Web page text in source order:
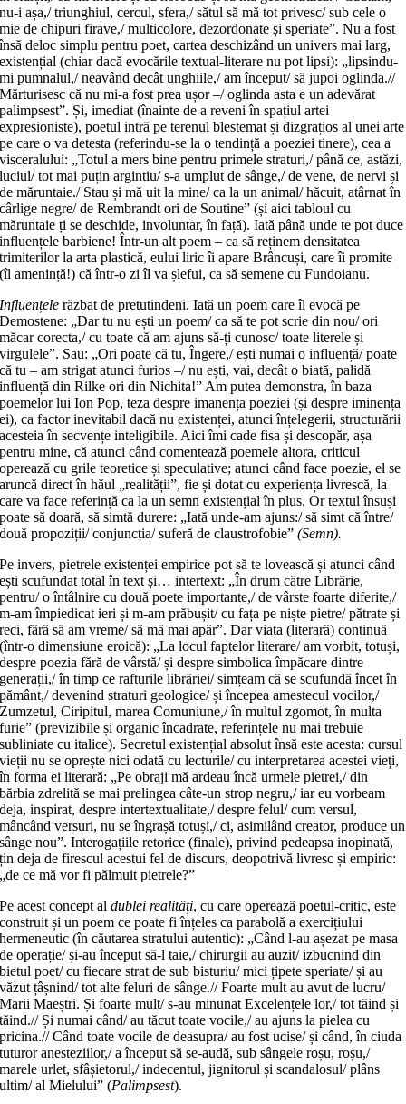
nu-i așa,/ triunghiul, cercul, sfera,/ sătul să mă tot privesc/ sub cele o
mie de chipuri firave,/ multicolore, dezordonate și speriate”. Nu a fost
însă deloc simplu pentru poet, cartea deschizând un univers mai larg,
existențial (chiar dacă evocările textual-literare nu pot lipsi): „lipsindu-
mi pumnalul,/ neavând decât unghiile,/ am început/ să jupoi oglinda.//
Mărturisesc că nu mi-a fost prea ușor –/ oglinda asta e un adevărat
palimpsest”. Și, imediat (înainte de a reveni în spațiul artei
expresioniste), poetul intră pe terenul blestemat și dizgrațios al unei arte
pe care o va detesta (referindu-se la o tendință a poeziei tinere), cea a
visceralului: „Totul a mers bine pentru primele straturi,/ până ce, astăzi,
luciul/ tot mai puțin argintiu/ s-a umplut de sânge,/ de vene, de nervi și
de măruntaie./ Stau și mă uit la mine/ ca la un animal/ hăcuit, atârnat în
cârlige negre/ de Rembrandt ori de Soutine” (și aici tabloul cu
măruntaie ți se deschide, involuntar, în față). Iată până unde te pot duce
influențele barbiene! Într-un alt poem – ca să reținem densitatea
trimiterilor la arta plastică, eului liric îi apare Brâncuși, care îi promite
(îl amenință!) că într-o zi îl va șlefui, ca să semene cu Fundoianu.
Influențele răzbat de pretutindeni. Iată un poem care îl evocă pe
Demostene: „Dar tu nu ești un poem/ ca să te pot scrie din nou/ ori
măcar corecta,/ cu toate că am ajuns să-ți cunosc/ toate literele și
virgulele”. Sau: „Ori poate că tu, Îngere,/ ești numai o influență/ poate
că tu – am strigat atunci furios –/ nu ești, vai, decât o biată, palidă
influență din Rilke ori din Nichita!” Am putea demonstra, în baza
poemelor lui Ion Pop, teza despre imanența poeziei (și despre iminența
ei), ca factor inevitabil dacă nu existenței, atunci înțelegerii, structurării
acesteia în secvențe inteligibile. Aici îmi cade fisa și descopăr, așa
pentru mine, că atunci când comentează poemele altora, criticul
operează cu grile teoretice și speculative; atunci când face poezie, el se
aruncă direct în hăul „realității”, fie și dotat cu experiența livrescă, la
care va face referință ca la un semn existențial în plus. Or textul însuși
poate să doară, să simtă durere: „Iată unde-am ajuns:/ să simt că între/
două propoziții/ conjuncția/ suferă de claustrofobie”(Semn).
Pe invers, pietrele existenței empirice pot să te lovească și atunci când
ești scufundat total în text și… intertext: „În drum către Librărie,
pentru/ o întâlnire cu două poete importante,/ de vârste foarte diferite,/
m-am împiedicat ieri și m-am prăbușit/ cu fața pe niște pietre/ pătrate și
reci, fără să am vreme/ să mă mai apăr”. Dar viața (literară) continuă
(într-o dimensiune eroică): „La locul faptelor literare/ am vorbit, totuși,
despre poezia fără de vârstă/ și despre simbolica împăcare dintre
generații,/ în timp ce rafturile librăriei/ simțeam că se scufundă încet în
pământ,/ devenind straturi geologice/ și începea amestecul vocilor,/
Zumzetul, Ciripitul, marea Comuniune,/ în multul zgomot, în multa
furie” (previzibile și organic încadrate, referințele nu mai trebuie
subliniate cu italice). Secretul existențial absolut însă este acesta: cursul
vieții nu se oprește nici odată cu lecturile/ cu interpretarea acestei vieți,
în forma ei literară: „Pe obraji mă ardeau încă urmele pietrei,/ din
bărbia zdrelită se mai prelingea câte-un strop negru,/ iar eu vorbeam
deja, inspirat, despre intertextualitate,/ despre felul/ cum versul,
mâncând versuri, nu se îngrașă totuși,/ ci, asimilând creator, produce un
sânge nou”. Interogațiile retorice (finale), privind pedeapsa inopinată,
țin deja de firescul acestui fel de discurs, deopotrivă livresc și empiric:
„de ce mă vor fi pălmuit pietrele?”
Pe acest concept aldublei realități, cu care operează poetul-critic, este
construit și un poem ce poate fi înțeles ca parabolă a exercițiului
hermeneutic (în căutarea stratului autentic): „Când l-au așezat pe masa
de operație/ și-au început să-l taie,/ chirurgii au auzit/ izbucnind din
bietul poet/ cu fiecare strat de sub bisturiu/ mici țipete speriate/ și au
văzut țâșnind/ tot alte feluri de sânge.// Foarte mult au avut de lucru/
Marii Maeștri. Și foarte mult/ s-au minunat Excelențele lor,/ tot tăind și
tăind.// Și numai când/ au tăcut toate vocile,/ au ajuns la pielea cu
pricina.// Când toate vocile de deasupra/ au fost ucise/ și când, în ciuda
tuturor anesteziilor,/ a început să se-audă, sub sângele roșu, roșu,/
marele urlet, sfâșietorul,/ indecentul, jignitorul și scandalosul/ plâns
ultim/ al Mielului” (Palimpsest).